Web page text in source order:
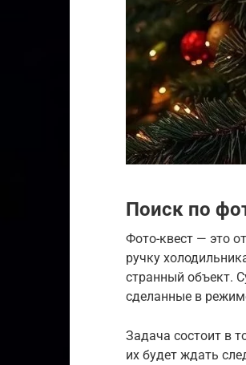
Поиск по
Фото-квест — это
ручку
странный объект.
сделанные в
Задача состоит в
их будет ждать